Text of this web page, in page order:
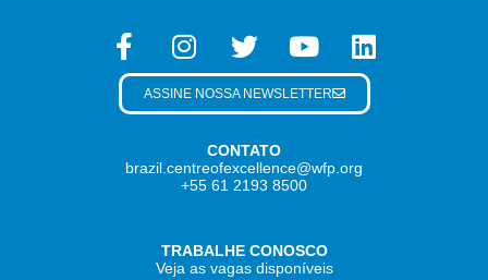
CONTATO
brazil.centreofexcellence@wfp.org
+55 61 2193 8500
TRABALHE CONOSCO
Veja as vagas disponíveis
ASSINE NOSSA NEWSLETTER